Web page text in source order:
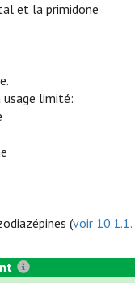
et la primidone
limité:
(voir